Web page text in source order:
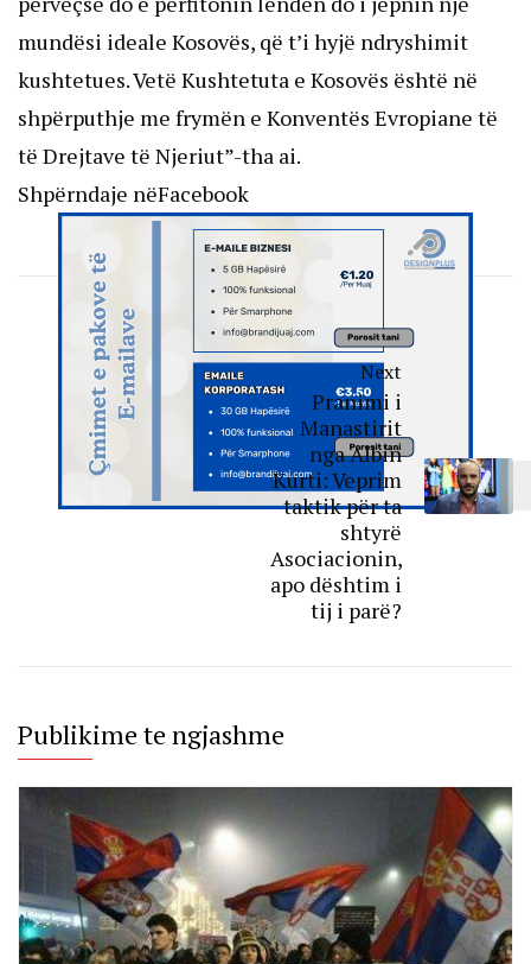
mundësi ideale Kosovës, që t’i hyjë ndryshimit
kushtetues. Vetë Kushtetuta e Kosovës është në
shpërputhje me frymën e Konventës Evropiane të
të Drejtave të Njeriut”-tha ai.
Shpërndaje nëFacebook
Next
Pranimi i
Manastirit
nga Albin
Kurti: Veprim
taktik për ta
shtyrë
Asociacionin,
apo dështim i
tij i parë?
Publikime te ngjashme